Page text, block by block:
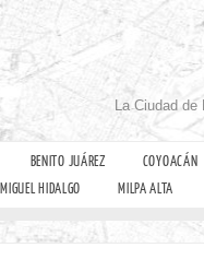
La Ciudad
BENITO JUÁREZ
COYOACÁN
MIGUEL HIDALGO MILPA ALTA